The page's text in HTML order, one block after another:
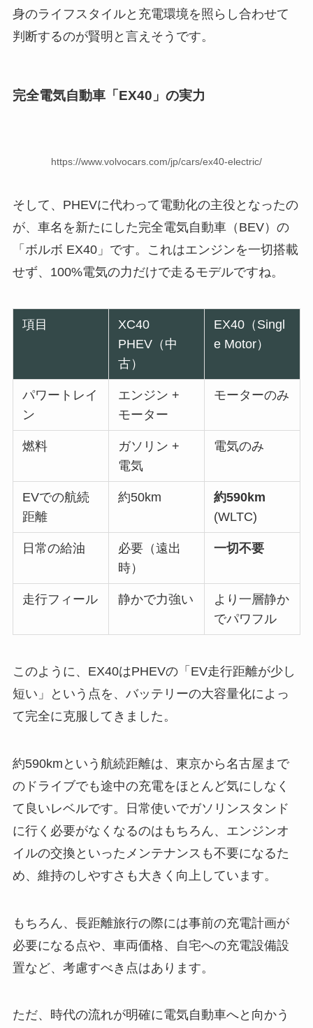
身のライフスタイルと充電環境を照らし合わせて
判断するのが賢明と言えそうです。
完全電気自動車「EX40」の実力
https://www.volvocars.com/jp/cars/ex40-electric/
そして、PHEVに代わって電動化の主役となったの
が、車名を新たにした完全電気自動車（BEV）の
「ボルボ EX40」です。これはエンジンを一切搭載
せず、100%電気の力だけで走るモデルですね。
項目
XC40
PHEV（中
古）
EX40（Singl
e Motor）
パワートレイ
ン
エンジン +
モーター
モーターのみ
燃料
ガソリン +
電気
電気のみ
EVでの航続
距離
約50km
約590km
(WLTC)
日常の給油
必要（遠出
時）
一切不要
走行フィール 静かで力強い
より一層静か
でパワフル
このように、EX40はPHEVの「EV走行距離が少し
短い」という点を、バッテリーの大容量化によっ
て完全に克服してきました。
約590kmという航続距離は、東京から名古屋まで
のドライブでも途中の充電をほとんど気にしなく
て良いレベルです。日常使いでガソリンスタンド
に行く必要がなくなるのはもちろん、エンジンオ
イルの交換といったメンテナンスも不要になるた
め、維持のしやすさも大きく向上しています。
もちろん、長距離旅行の際には事前の充電計画が
必要になる点や、車両価格、自宅への充電設備設
置など、考慮すべき点はあります。
ただ、時代の流れが明確に電気自動車へと向かう